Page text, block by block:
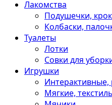
Лакомства
Подушечки,
Колбаски,
Туалеты
Лотки
Совки для
Игрушки
Мягкие,